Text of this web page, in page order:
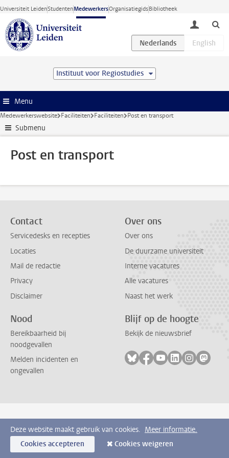
Ga direct naar de inhoud
Universiteit LeidenStudentenMedewerkersOrganisatiegidsBibliotheek
toggle
Instituut voor Regiostudies
Menu
Medewerkerswebsite Faciliteiten Faciliteiten Post en transport
Submenu
Post en transport
Contact
Servicedesks en recepties
Locaties
Mail de redactie
Privacy
Disclaimer
Over ons
Over ons
De duurzame universiteit
Interne vacatures
Alle vacatures
Naast het werk
Nood
Bereikbaarheid bij
noodgevallen
Melden incidenten en
ongevallen
Blijf op de hoogte
Bekijk de nieuwsbrief
Volg ons op bluesky
Volg ons op facebook
Volg ons op
Volg ons op
Volg ons
Volg
Deze website maakt gebruik van cookies. Meer informatie.
Cookies accepteren
Cookies weigeren